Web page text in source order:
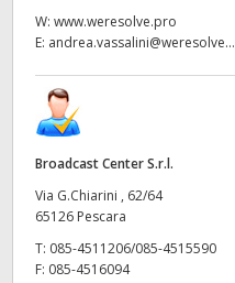
W: www.weresolve.pro
E: andrea.vassalini@weresolve...
Broadcast Center S.r.l.
Via G.Chiarini , 62/64
65126 Pescara
T: 085-4511206/085-4515590
F: 085-4516094